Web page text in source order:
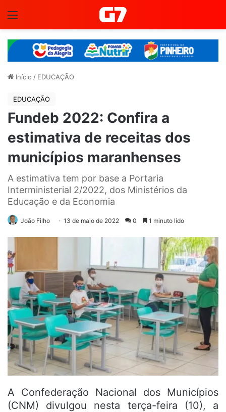
Início / EDUCAÇÃO
EDUCAÇÃO
Fundeb 2022: Confira a
estimativa de receitas dos
municípios maranhenses
A estimativa tem por base a Portaria
Interministerial 2/2022, dos Ministérios da
Educação e da Economia
João Filho 13 de maio de 2022 0 1 minuto lido
A Confederação Nacional dos Municípios
(CNM) divulgou nesta terça-feira (10), a